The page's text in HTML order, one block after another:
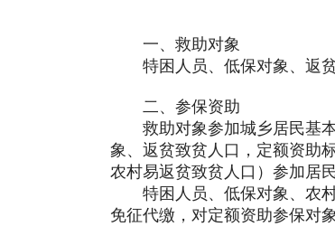
一、 救助对象
特困人员、低保对象、返
二、 参保资助
救助对象参加城乡居民基
象、返贫致贫人口，定额资助
农村易返贫致贫人口）参加居
特困人员、低保对象、农
免征代缴，对定额资助参保对